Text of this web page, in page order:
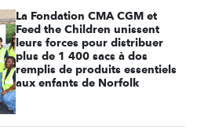
La Fondation CMA CGM et
Feed the Children unissent
leurs forces pour distribuer
plus de 1 400 sacs à dos
remplis de produits essentiels
aux enfants de Norfolk